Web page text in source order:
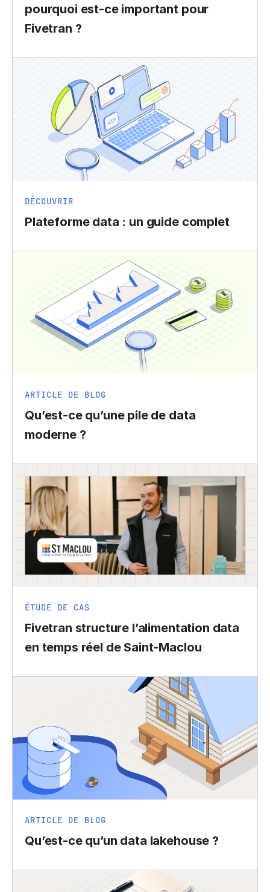
pourquoi est-ce important pour
Fivetran ?
DÉCOUVRIR
Plateforme data : un guide complet
ARTICLE DE BLOG
Qu’est-ce qu’une pile de data
moderne ?
ÉTUDE DE CAS
Fivetran structure l’alimentation data
en temps réel de Saint-Maclou
ARTICLE DE BLOG
Qu’est-ce qu’un data lakehouse ?